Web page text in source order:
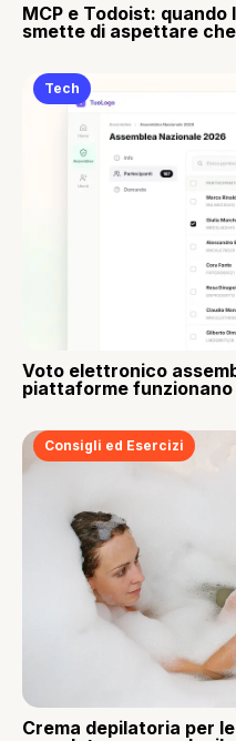
MCP e Todoist:
smette di aspettare
Tech
Voto elettronico
piattaforme funzionano
Consigli ed Esercizi
Crema depilatoria per